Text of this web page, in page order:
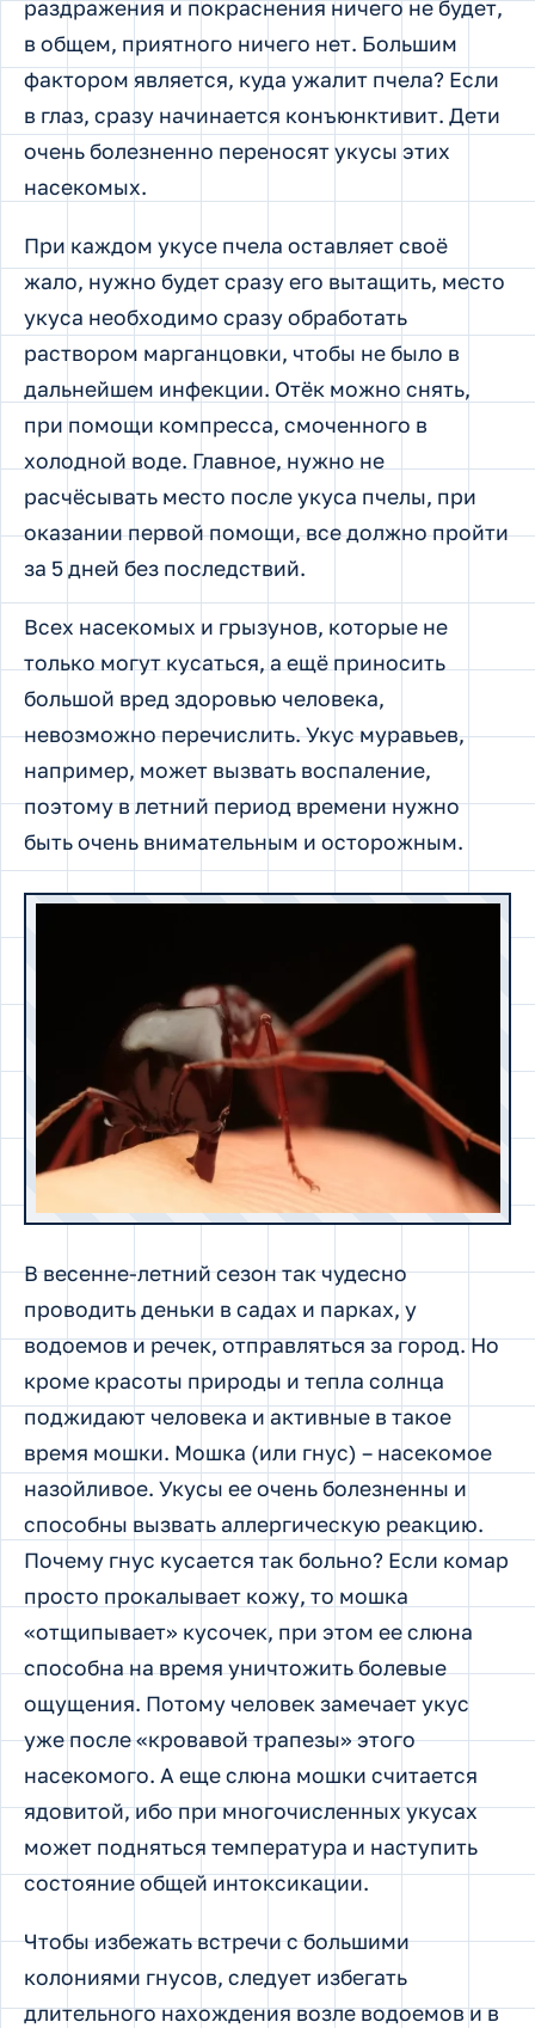
раздражения и покраснения ничего не будет,
в общем, приятного ничего нет. Большим
фактором является, куда ужалит пчела? Если
в глаз, сразу начинается конъюнктивит. Дети
очень болезненно переносят укусы этих
насекомых.
При каждом укусе пчела оставляет своё
жало, нужно будет сразу его вытащить, место
укуса необходимо сразу обработать
раствором марганцовки, чтобы не было в
дальнейшем инфекции. Отёк можно снять,
при помощи компресса, смоченного в
холодной воде. Главное, нужно не
расчёсывать место после укуса пчелы, при
оказании первой помощи, все должно пройти
за 5 дней без последствий.
Всех насекомых и грызунов, которые не
только могут кусаться, а ещё приносить
большой вред здоровью человека,
невозможно перечислить. Укус муравьев,
например, может вызвать воспаление,
поэтому в летний период времени нужно
быть очень внимательным и осторожным.
В весенне-летний сезон так чудесно
проводить деньки в садах и парках, у
водоемов и речек, отправляться за город. Но
кроме красоты природы и тепла солнца
поджидают человека и активные в такое
время мошки. Мошка (или гнус) – насекомое
назойливое. Укусы ее очень болезненны и
способны вызвать аллергическую реакцию.
Почему гнус кусается так больно? Если комар
просто прокалывает кожу, то мошка
«отщипывает» кусочек, при этом ее слюна
способна на время уничтожить болевые
ощущения. Потому человек замечает укус
уже после «кровавой трапезы» этого
насекомого. А еще слюна мошки считается
ядовитой, ибо при многочисленных укусах
может подняться температура и наступить
состояние общей интоксикации.
Чтобы избежать встречи с большими
колониями гнусов, следует избегать
длительного нахождения возле водоемов и в